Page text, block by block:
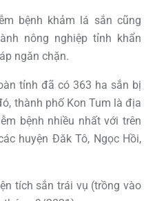
bệnh khảm lá sắn cũng
nông nghiệp tỉnh khẩn
ngăn chặn.
tỉnh đã có 363 ha sắn bị
thành phố Kon Tum là địa
bệnh nhiều nhất với trên
huyện Đăk Tô, Ngọc Hồi,
tích sắn trái vụ (trồng vào